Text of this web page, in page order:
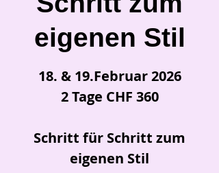
eigenen Stil
18. & 19.Februar 2026
2 Tage CHF 360
Schritt für Schritt zum
eigenen Stil